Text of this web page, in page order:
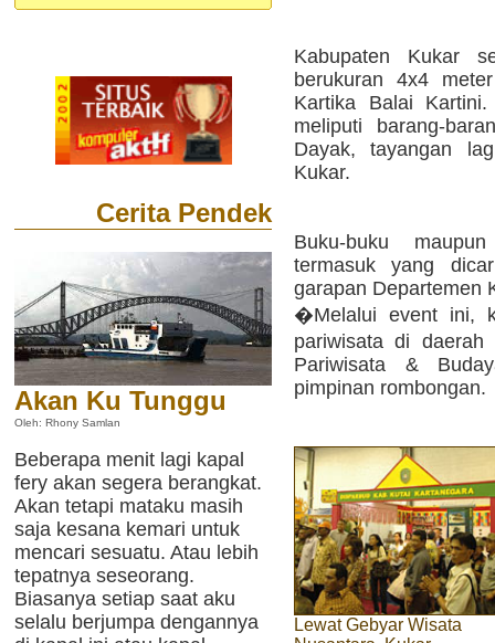
Cerita Pendek
Akan Ku Tunggu
Oleh: Rhony Samlan
Beberapa menit lagi kapal
fery akan segera berangkat.
Akan tetapi mataku masih
saja kesana kemari untuk
mencari sesuatu. Atau lebih
tepatnya seseorang.
Biasanya setiap saat aku
selalu berjumpa dengannya
Kabupaten Kukar
berukuran 4x4
Kartika Balai
meliputi barang-
Dayak, tayangan
Kukar.
Buku-buku
termasuk yang
garapan Departemen
�Melalui event ini,
pariwisata di
Pariwisata &
pimpinan rombongan.
Lewat Gebyar Wisata